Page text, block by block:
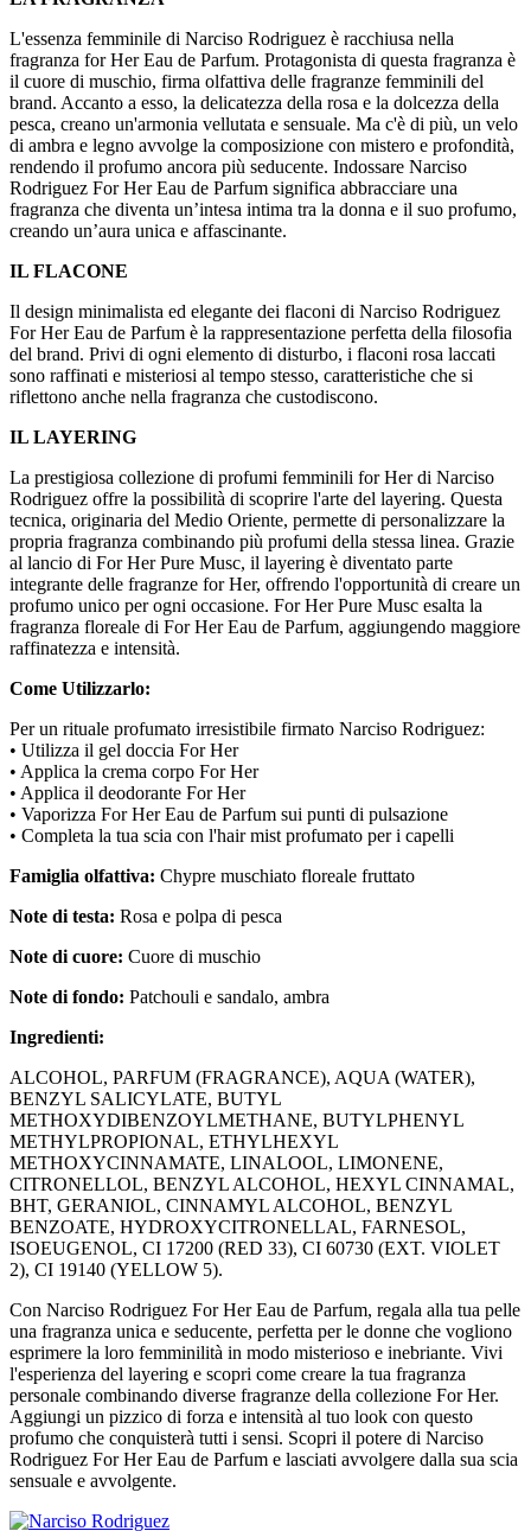
L'essenza femminile di Narciso Rodriguez è racchiusa nella
fragranza for Her Eau de Parfum. Protagonista di questa fragranza è
il cuore di muschio, firma olfattiva delle fragranze femminili del
brand. Accanto a esso, la delicatezza della rosa e la dolcezza della
pesca, creano un'armonia vellutata e sensuale. Ma c'è di più, un velo
di ambra e legno avvolge la composizione con mistero e profondità,
rendendo il profumo ancora più seducente. Indossare Narciso
Rodriguez For Her Eau de Parfum significa abbracciare una
fragranza che diventa un’intesa intima tra la donna e il suo profumo,
creando un’aura unica e affascinante.
IL FLACONE
Il design minimalista ed elegante dei flaconi di Narciso Rodriguez
For Her Eau de Parfum è la rappresentazione perfetta della filosofia
del brand. Privi di ogni elemento di disturbo, i flaconi rosa laccati
sono raffinati e misteriosi al tempo stesso, caratteristiche che si
riflettono anche nella fragranza che custodiscono.
IL LAYERING
La prestigiosa collezione di profumi femminili for Her di Narciso
Rodriguez offre la possibilità di scoprire l'arte del layering. Questa
tecnica, originaria del Medio Oriente, permette di personalizzare la
propria fragranza combinando più profumi della stessa linea. Grazie
al lancio di For Her Pure Musc, il layering è diventato parte
integrante delle fragranze for Her, offrendo l'opportunità di creare un
profumo unico per ogni occasione. For Her Pure Musc esalta la
fragranza floreale di For Her Eau de Parfum, aggiungendo maggiore
raffinatezza e intensità.
Come Utilizzarlo:
Per un rituale profumato irresistibile firmato Narciso Rodriguez:
• Utilizza il gel doccia For Her
• Applica la crema corpo For Her
• Applica il deodorante For Her
• Vaporizza For Her Eau de Parfum sui punti di pulsazione
• Completa la tua scia con l'hair mist profumato per i capelli
Famiglia olfattiva: Chypre muschiato floreale fruttato
Note di testa: Rosa e polpa di pesca
Note di cuore: Cuore di muschio
Note di fondo: Patchouli e sandalo, ambra
Ingredienti:
ALCOHOL, PARFUM (FRAGRANCE), AQUA (WATER),
BENZYL SALICYLATE, BUTYL
METHOXYDIBENZOYLMETHANE, BUTYLPHENYL
METHYLPROPIONAL, ETHYLHEXYL
METHOXYCINNAMATE, LINALOOL, LIMONENE,
CITRONELLOL, BENZYL ALCOHOL, HEXYL CINNAMAL,
BHT, GERANIOL, CINNAMYL ALCOHOL, BENZYL
BENZOATE, HYDROXYCITRONELLAL, FARNESOL,
ISOEUGENOL, CI 17200 (RED 33), CI 60730 (EXT. VIOLET
2), CI 19140 (YELLOW 5).
Con Narciso Rodriguez For Her Eau de Parfum, regala alla tua pelle
una fragranza unica e seducente, perfetta per le donne che vogliono
esprimere la loro femminilità in modo misterioso e inebriante. Vivi
l'esperienza del layering e scopri come creare la tua fragranza
personale combinando diverse fragranze della collezione For Her.
Aggiungi un pizzico di forza e intensità al tuo look con questo
profumo che conquisterà tutti i sensi. Scopri il potere di Narciso
Rodriguez For Her Eau de Parfum e lasciati avvolgere dalla sua scia
sensuale e avvolgente.